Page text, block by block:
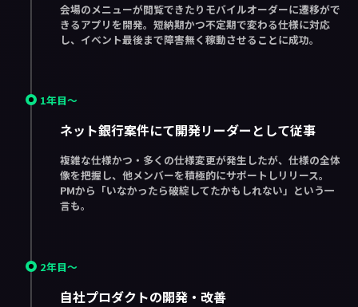
会場のメニューが閲覧できたりモバイルオーダーに遷移がで
きるアプリを開発。短納期かつ不定期で変わる仕様に対応
し、イベント最後まで障害無く稼動させることに成功。
1年目〜
ネット銀行案件にて開発リーダーとして従事
複雑な仕様かつ・多くの仕様変更が発生したが、仕様の全体
像を把握し、他メンバーを積極的にサポートしリリース。
PMから「いなかったら破綻してたかもしれない」という一
言も。
2年目〜
自社プロダクトの開発・改善